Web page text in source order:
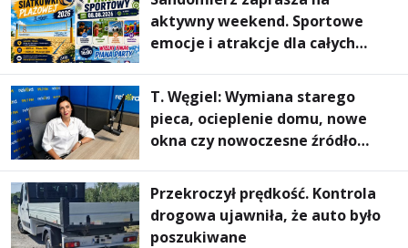
aktywny weekend. Sportowe
emocje i atrakcje dla całych
T. Węgiel: Wymiana starego
pieca, ocieplenie domu, nowe
okna czy nowoczesne źródło
rachunki za energię, lepszy
komfort życia i... czystsze
powietrze
Przekroczył prędkość. Kontrola
drogowa ujawniła, że auto było
poszukiwane